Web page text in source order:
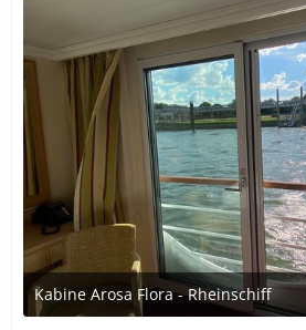
Kabine Arosa Flora - Rheinschiff
7. Juli 2020 um 21:04